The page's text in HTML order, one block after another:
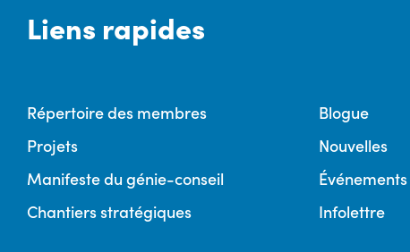
Liens rapides
Répertoire des membres
Blogue
Projets
Nouvelles
Manifeste du génie-conseil
Événements
Chantiers stratégiques
Infolettre